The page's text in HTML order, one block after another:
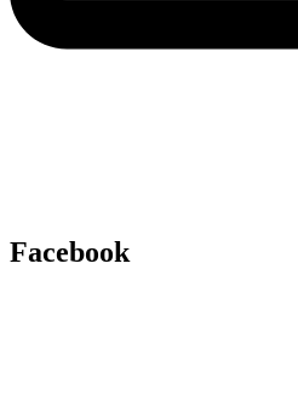
Facebook